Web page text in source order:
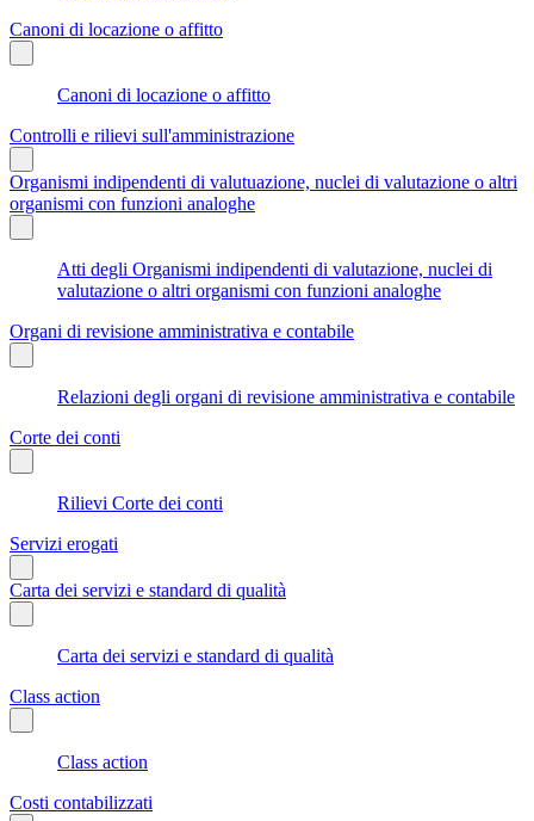
Canoni di locazione o affitto
Canoni di locazione o affitto
Controlli e rilievi sull'amministrazione
Organismi indipendenti di valutuazione, nuclei di valutazione o altri
organismi con funzioni analoghe
Atti degli Organismi indipendenti di valutazione, nuclei di
valutazione o altri organismi con funzioni analoghe
Organi di revisione amministrativa e contabile
Relazioni degli organi di revisione amministrativa e contabile
Corte dei conti
Rilievi Corte dei conti
Servizi erogati
Carta dei servizi e standard di qualità
Carta dei servizi e standard di qualità
Class action
Class action
Costi contabilizzati